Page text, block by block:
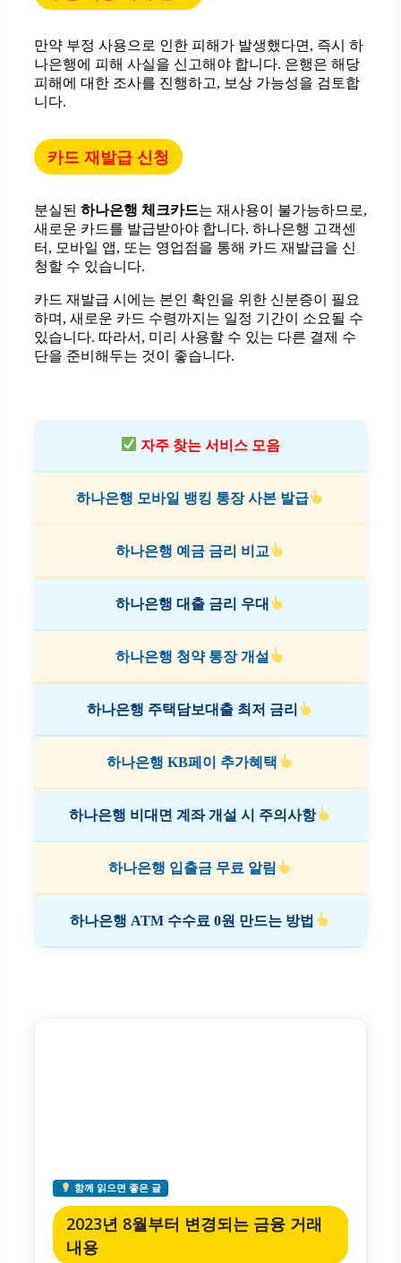
만약 부정 사용으로 인한 피해가 발생했다면, 즉시 하
나은행에 피해 사실을 신고해야 합니다. 은행은 해당
피해에 대한 조사를 진행하고, 보상 가능성을 검토합
니다.
카드 재발급 신청
분실된 하나은행 체크카드는 재사용이 불가능하므로,
새로운 카드를 발급받아야 합니다. 하나은행 고객센
터, 모바일 앱, 또는 영업점을 통해 카드 재발급을 신
청할 수 있습니다.
카드 재발급 시에는 본인 확인을 위한 신분증이 필요
하며, 새로운 카드 수령까지는 일정 기간이 소요될 수
있습니다. 따라서, 미리 사용할 수 있는 다른 결제 수
단을 준비해두는 것이 좋습니다.
자주 찾는 서비스 모음
하나은행 모바일 뱅킹 통장 사본 발급
하나은행 예금 금리 비교
하나은행 대출 금리 우대
하나은행 청약 통장 개설
하나은행 주택담보대출 최저 금리
하나은행 KB페이 추가혜택
하나은행 비대면 계좌 개설 시 주의사항
하나은행 입출금 무료 알림
하나은행 ATM 수수료 0원 만드는 방법
함께 읽으면 좋은 글
2023년 8월부터 변경되는 금융 거래
내용